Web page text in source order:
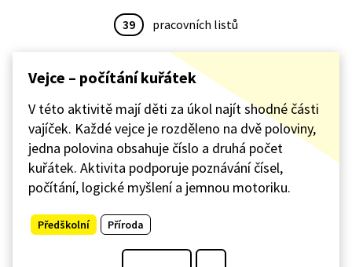
39 pracovních listů
Vejce – počítání kuřátek
V této aktivitě mají děti za úkol najít shodné části
vajíček. Každé vejce je rozděleno na dvě poloviny,
jedna polovina obsahuje číslo a druhá počet
kuřátek. Aktivita podporuje poznávání čísel,
počítání, logické myšlení a jemnou motoriku.
Předškolní Příroda